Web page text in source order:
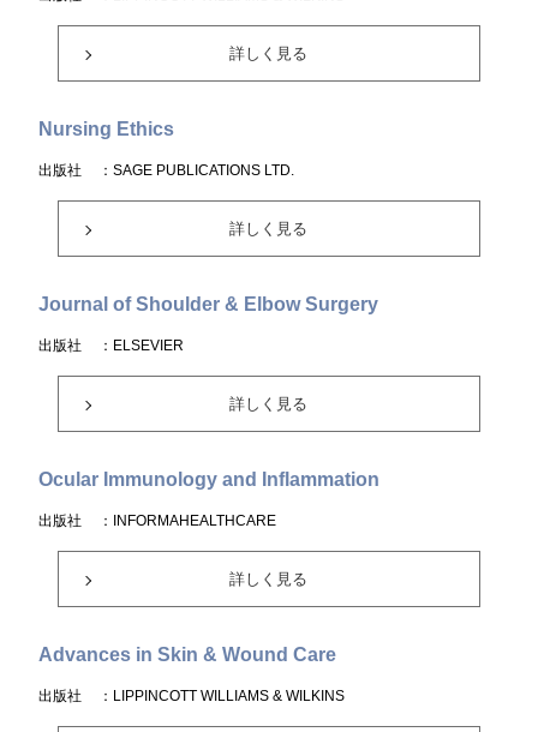
詳しく見る
Nursing Ethics
出版社 ：SAGE PUBLICATIONS LTD.
詳しく見る
Journal of Shoulder & Elbow Surgery
出版社 ：ELSEVIER
詳しく見る
Ocular Immunology and Inflammation
出版社 ：INFORMAHEALTHCARE
詳しく見る
Advances in Skin & Wound Care
出版社 ：LIPPINCOTT WILLIAMS & WILKINS